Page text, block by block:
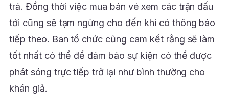
trả. Đồng thời việc mua bán vé xem các trận đấu
tới cũng sẽ tạm ngừng cho đến khi có thông báo
tiếp theo. Ban tổ chức cũng cam kết rằng sẽ làm
tốt nhất có thể để đảm bảo sự kiện có thể được
phát sóng trực tiếp trở lại như bình thường cho
khán giả.